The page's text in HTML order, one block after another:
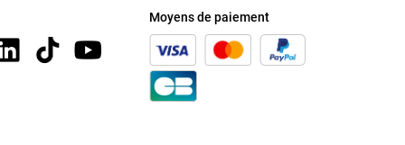
Moyens de paiement